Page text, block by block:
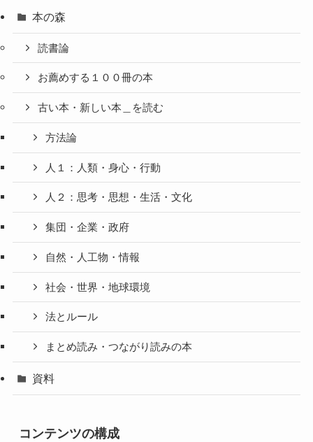
本の森
読書論
お薦めする１００冊の本
古い本・新しい本＿を読む
方法論
人１：人類・身心・行動
人２：思考・思想・生活・文化
集団・企業・政府
自然・人工物・情報
社会・世界・地球環境
法とルール
まとめ読み・つながり読みの本
資料
コンテンツの構成